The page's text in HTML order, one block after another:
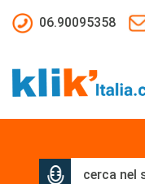
06.90095358